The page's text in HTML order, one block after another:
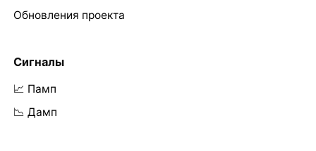
Обновления проекта
Сигналы
📈 Памп
📉 Дамп